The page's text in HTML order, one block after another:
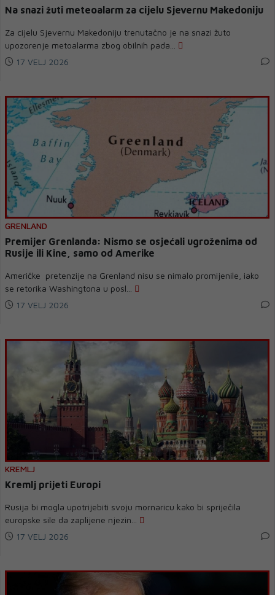
Na snazi žuti meteoalarm za cijelu Sjevernu Makedoniju
Za cijelu Sjevernu Makedoniju trenutačno je na snazi žuto
upozorenje metoalarma zbog obilnih pada...
17 VELJ 2026
GRENLAND
Premijer Grenlanda: Nismo se osjećali ugroženima od
Rusije ili Kine, samo od Amerike
Američke pretenzije na Grenland nisu se nimalo promijenile, iako
se retorika Washingtona u posl...
17 VELJ 2026
KREMLJ
Kremlj prijeti Europi
Rusija bi mogla upotrijebiti svoju mornaricu kako bi spriječila
europske sile da zaplijene njezin...
17 VELJ 2026